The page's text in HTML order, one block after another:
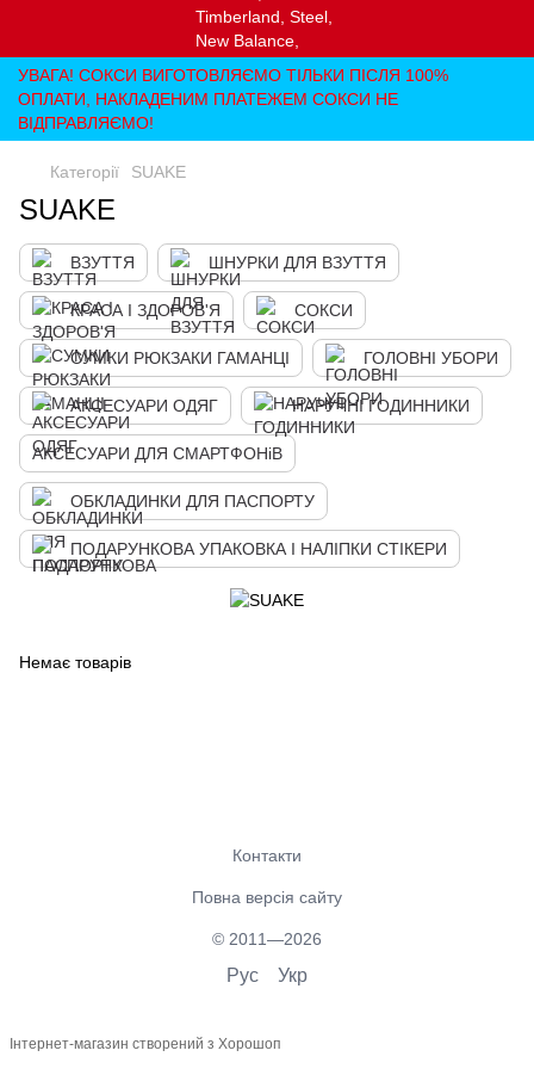
УВАГА! СОКСИ ВИГОТОВЛЯЄМО ТІЛЬКИ ПІСЛЯ 100%
ОПЛАТИ, НАКЛАДЕНИМ ПЛАТЕЖЕМ СОКСИ НЕ
ВІДПРАВЛЯЄМО!
Категорії SUAKE
SUAKE
ВЗУТТЯ ШНУРКИ ДЛЯ ВЗУТТЯ
КРАСА І ЗДОРОВ'Я СОКСИ
СУМКИ РЮКЗАКИ ГАМАНЦІ ГОЛОВНІ УБОРИ
АКСЕСУАРИ ОДЯГ НАРУЧНІ ГОДИННИКИ
АКСЕСУАРИ ДЛЯ СМАРТФОНіВ
ОБКЛАДИНКИ ДЛЯ ПАСПОРТУ
ПОДАРУНКОВА УПАКОВКА І НАЛІПКИ СТІКЕРИ
Немає товарів
Контакти
Повна версія сайту
© 2011—2026
Рус Укр
Інтернет-магазин створений з Хорошоп